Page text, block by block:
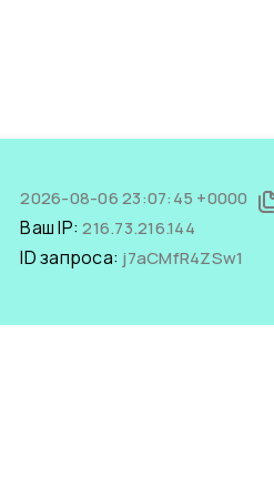
2026-08-06 23:07:45 +0000
Ваш IP:216.73.216.144
ID запроса: j7aCMfR4ZSw1